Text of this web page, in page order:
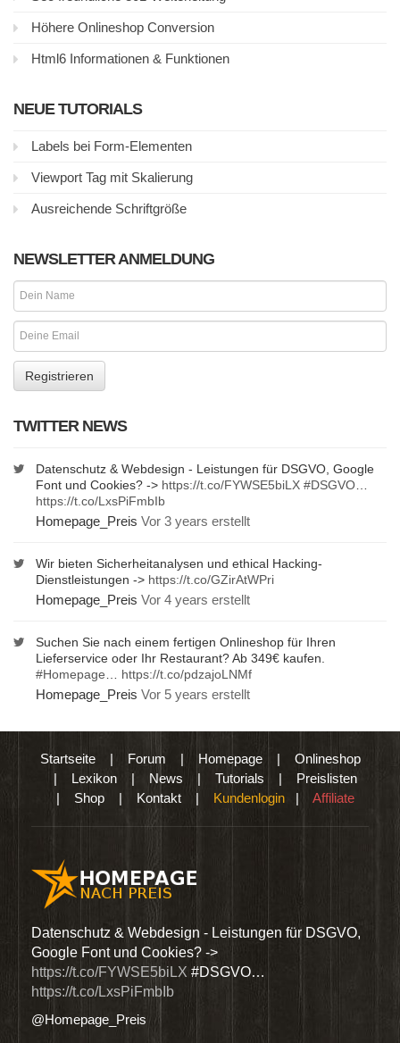
Höhere Onlineshop Conversion
Html6 Informationen & Funktionen
NEUE TUTORIALS
Labels bei Form-Elementen
Viewport Tag mit Skalierung
Ausreichende Schriftgröße
NEWSLETTER ANMELDUNG
TWITTER NEWS
Datenschutz & Webdesign - Leistungen für DSGVO, Google
Font und Cookies? -> https://t.co/FYWSE5biLX #DSGVO
https://t.co/LxsPiFmbIb
Homepage_Preis Vor 3 years erstellt
Wir bieten Sicherheitanalysen und ethical Hacking-
Dienstleistungen -> https://t.co/GZirAtWPri
Homepage_Preis Vor 4 years erstellt
Suchen Sie nach einem fertigen Onlineshop für Ihren
Lieferservice oder Ihr Restaurant? Ab 349€ kaufen.
#Homepage
https://t.co/pdzajoLNMf
Homepage_Preis Vor 5 years erstellt
Startseite| Forum | Homepage| Onlineshop
| Lexikon | News | Tutorials | Preislisten
| Shop | Kontakt | Kundenlogin | Affiliate
Datenschutz & Webdesign - Leistungen für DSGVO,
Google Font und Cookies? ->
https://t.co/FYWSE5biLX #DSGVO…
https://t.co/LxsPiFmbIb
@Homepage_Preis